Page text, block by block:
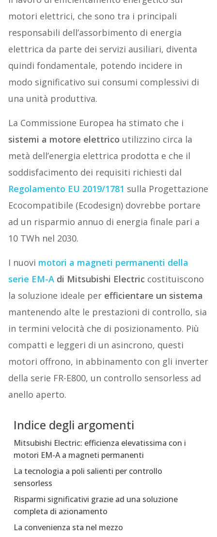
motori elettrici, che sono tra i principali
responsabili dell’assorbimento di energia
elettrica da parte dei servizi ausiliari, diventa
quindi fondamentale, potendo incidere in
modo significativo sui consumi complessivi di
una unità produttiva.
La Commissione Europea ha stimato che i
sistemi a motore elettrico utilizzino circa la
metà dell’energia elettrica prodotta e che il
soddisfacimento dei requisiti richiesti dal
Regolamento EU 2019/1781 sulla Progettazione
Ecocompatibile (Ecodesign) dovrebbe portare
ad un risparmio annuo di energia finale pari a
10 TWh nel 2030.
I nuovi motori a magneti permanenti della
serie EM-A di Mitsubishi Electric costituiscono
la soluzione ideale per efficientare un sistema
mantenendo alte le prestazioni di controllo, sia
in termini velocità che di posizionamento. Più
compatti e leggeri di un asincrono, questi
motori offrono, in abbinamento con gli inverter
della serie FR-E800, un controllo sensorless ad
anello aperto.
Indice degli argomenti
Mitsubishi Electric: efficienza elevatissima con i
motori EM-A a magneti permanenti
La tecnologia a poli salienti per controllo
sensorless
Risparmi significativi grazie ad una soluzione
completa di azionamento
La convenienza sta nel mezzo